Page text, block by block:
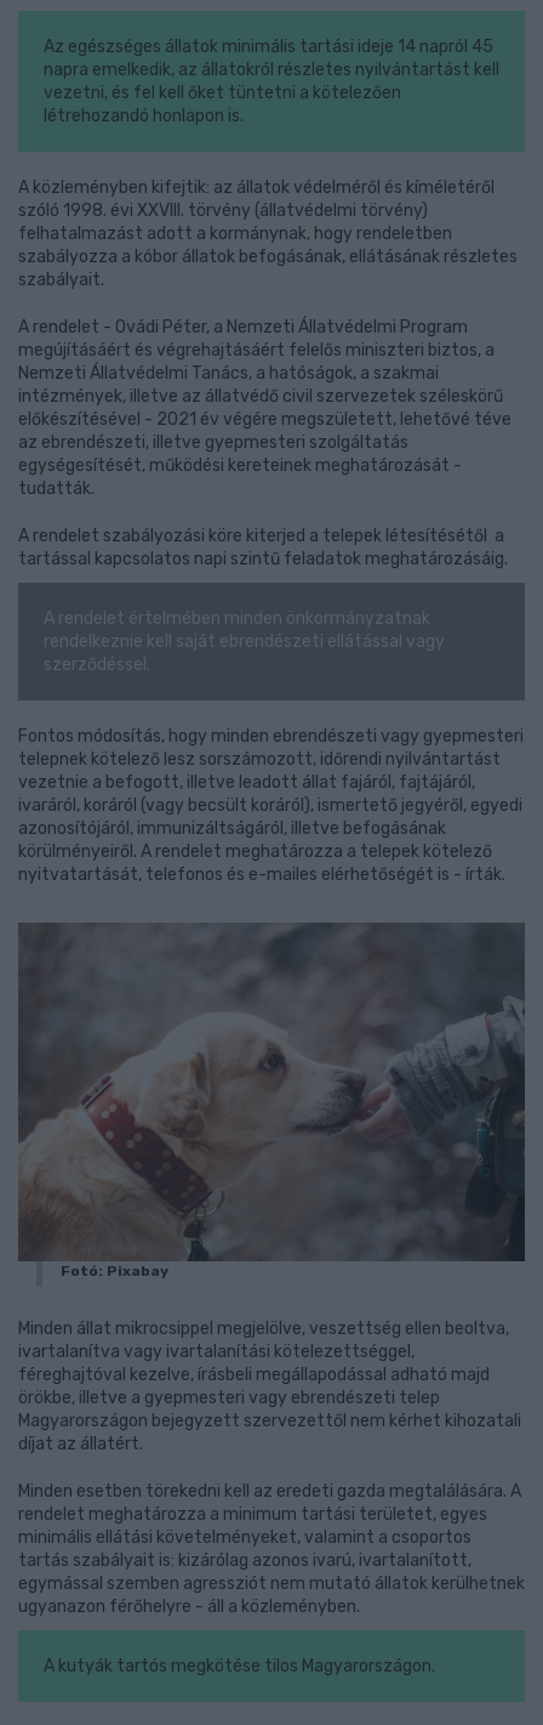
Az egészséges állatok minimális tartási ideje 14 napról 45
napra emelkedik, az állatokról részletes nyilvántartást kell
vezetni, és fel kell őket tüntetni a kötelezően
létrehozandó honlapon is.
A közleményben kifejtik: az állatok védelméről és kíméletéről
szóló 1998. évi XXVIII. törvény (állatvédelmi törvény)
felhatalmazást adott a kormánynak, hogy rendeletben
szabályozza a kóbor állatok befogásának, ellátásának részletes
szabályait.
A rendelet - Ovádi Péter, a Nemzeti Állatvédelmi Program
megújításáért és végrehajtásáért felelős miniszteri biztos, a
Nemzeti Állatvédelmi Tanács, a hatóságok, a szakmai
intézmények, illetve az állatvédő civil szervezetek széleskörű
előkészítésével - 2021 év végére megszületett, lehetővé téve
az ebrendészeti, illetve gyepmesteri szolgáltatás
egységesítését, működési kereteinek meghatározását -
tudatták.
A rendelet szabályozási köre kiterjed a telepek létesítésétől a
tartással kapcsolatos napi szintű feladatok meghatározásáig.
A rendelet értelmében minden önkormányzatnak
rendelkeznie kell saját ebrendészeti ellátással vagy
szerződéssel.
Fontos módosítás, hogy minden ebrendészeti vagy gyepmesteri
telepnek kötelező lesz sorszámozott, időrendi nyilvántartást
vezetnie a befogott, illetve leadott állat fajáról, fajtájáról,
ivaráról, koráról (vagy becsült koráról), ismertető jegyéről, egyedi
azonosítójáról, immunizáltságáról, illetve befogásának
körülményeiről. A rendelet meghatározza a telepek kötelező
nyitvatartását, telefonos és e-mailes elérhetőségét is - írták.
Fotó: Pixabay
Minden állat mikrocsippel megjelölve, veszettség ellen beoltva,
ivartalanítva vagy ivartalanítási kötelezettséggel,
féreghajtóval kezelve, írásbeli megállapodással adható majd
örökbe, illetve a gyepmesteri vagy ebrendészeti telep
Magyarországon bejegyzett szervezettől nem kérhet kihozatali
díjat az állatért.
Minden esetben törekedni kell az eredeti gazda megtalálására. A
rendelet meghatározza a minimum tartási területet, egyes
minimális ellátási követelményeket, valamint a csoportos
tartás szabályait is: kizárólag azonos ivarú, ivartalanított,
egymással szemben agressziót nem mutató állatok kerülhetnek
ugyanazon férőhelyre - áll a közleményben.
A kutyák tartós megkötése tilos Magyarországon.